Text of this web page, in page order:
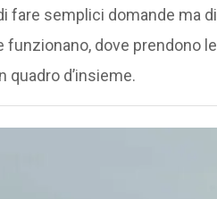
fare semplici domande ma di
funzionano, dove prendono le
quadro d’insieme.